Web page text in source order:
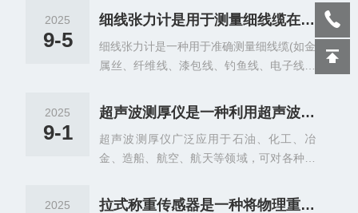
品成败的关键。在这场对精度的追求中，测
量工具便是工程师手中信赖的“眼睛”。而在
众多测量品牌中，Checkline（检查线）测
厚仪以其性能、可靠性和专业性，成为了全
品质的“厚度”。超声波测厚仪利用超声波脉
度。当探头发射的超声波穿过材料，遇到另
一侧表面时会反射回来，仪器通过精确计算
2025
9-5
细线张力计是用于测量细线缆在静态或动态状态下张力的仪器
细线张力计是一种用于准确测量细线缆(如金
属丝、纤维线、漆包线、钓鱼线、电子线材
应用于线缆生产、纺织、电子等领域，是保
障产品质量和生产工艺稳定性的重要设备。
确保生产过程中张力保持稳定或达到预设
值。通过传感器检测线材的形变量，将机械
准确定量的松紧参数。细线张力计的核心原
2025
9-1
超声波测厚仪是一种利用超声波脉冲反射原理进行厚度测量的设备
超声波测厚仪广泛应用于石油、化工、冶
金、造船、航空、航天等领域，可对各种板
量，监测其在使用过程中受腐蚀后的减薄程
2025 拉式称重传感器是一种将物理重量转换为可测量电信号的装置